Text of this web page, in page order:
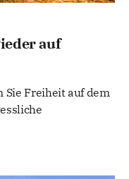
auf
Sie Freiheit auf dem